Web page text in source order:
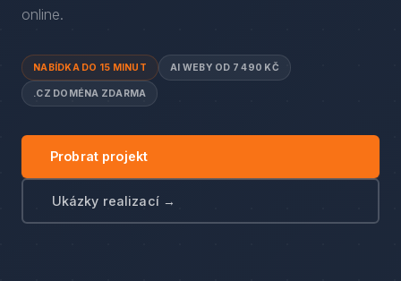
online.
NABÍDKA DO 15 MINUT AI WEBY OD 7 490 KČ
.CZ DOMÉNA ZDARMA
Probrat projekt
Ukázky realizací →